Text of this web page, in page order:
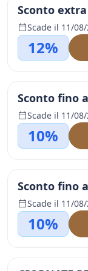
Sconto
Scade il 11/
12%
Sconto fino
Scade il 11/
10%
Sconto fino
Scade il 11/
10%